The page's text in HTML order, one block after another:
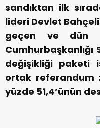
sandıktan ilk
lideri Devlet
geçen ve dün
değişikliği paketi
ortak referandum
yüzde 51,4’ünün